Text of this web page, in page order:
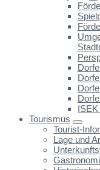
Tourismus
Tourist-
Lage und